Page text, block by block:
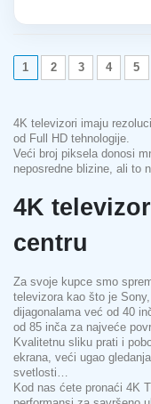
1 2 3 4 5
4K televizori imaju
od Full HD tehnologije.
Veći broj piksela donosi
neposredne blizine, ali to
4K
centru
Za svoje kupce smo
televizora kao što je
dijagonalama već od 40
od 85 inča za najveće
Kvalitetnu sliku prati i
ekrana, veći ugao
svetlosti…
Kod nas ćete pronaći 4K